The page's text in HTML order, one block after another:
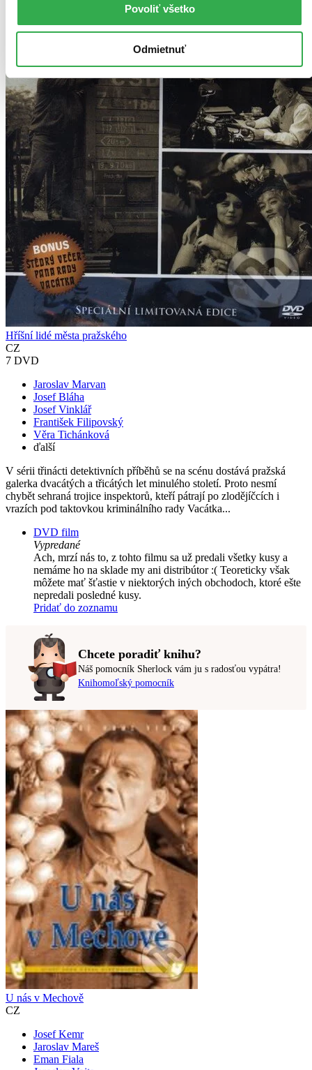
Povoliť všetko
Odmietnuť
Hříšní lidé města pražského
CZ
7 DVD
Jaroslav Marvan
Josef Bláha
Josef Vinklář
František Filipovský
Věra Tichánková
ďalší
V sérii třinácti detektivních příběhů se na scénu dostává pražská
galerka dvacátých a třicátých let minulého století. Proto nesmí
chybět sehraná trojice inspektorů, kteří pátrají po zlodějíčcích i
vrazích pod taktovkou kriminálního rady Vacátka...
DVD film
Vypredané
Ach, mrzí nás to, z tohto filmu sa už predali všetky kusy a
nemáme ho na sklade my ani distribútor :( Teoreticky však
môžete mať šťastie v niektorých iných obchodoch, ktoré ešte
nepredali posledné kusy.
Pridať do zoznamu
Chcete poradiť knihu?
Náš pomocník Sherlock vám ju s radosťou vypátra!
Knihomoľský pomocník
U nás v Mechově
CZ
Josef Kemr
Jaroslav Mareš
Eman Fiala